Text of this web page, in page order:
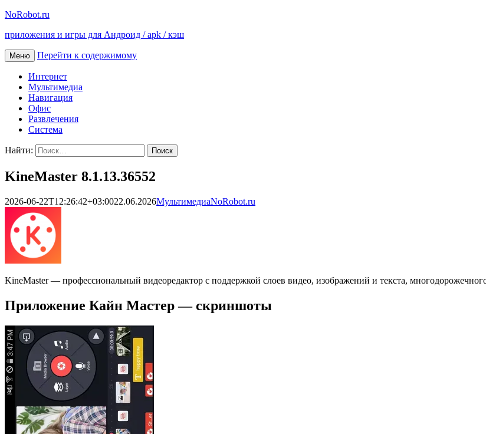
NoRobot.ru
приложения и игры для Андроид / apk / кэш
Меню Перейти к содержимому
Интернет
Мультимедиа
Навигация
Офис
Развлечения
Система
Найти:
KineMaster 8.1.13.36552
2026-06-22T12:26:42+03:0022.06.2026МультимедиаNoRobot.ru
KineMaster — профессиональный видеоредактор с поддержкой слоев видео, изображений и текста,
Приложение Кайн Мастер — скриншоты